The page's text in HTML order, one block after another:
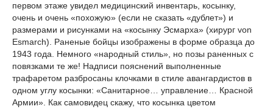
первом этаже увидел медицинский инвентарь, косынку,
очень и очень «похожую» (если не сказать «дублет») и
размерами и рисунками на «косынку Эсмарха» (хирург von
Esmarch). Раненые бойцы изображены в форме образца до
1943 года. Немного «народный стиль», но позы раненных с
повязками те же! Надписи пояснений выполненные
трафаретом разбросаны клочками в стиле авангардистов в
одном углу косынки: «Санитарное… управление… Красной
Армии». Как самовидец скажу, что косынка цветом